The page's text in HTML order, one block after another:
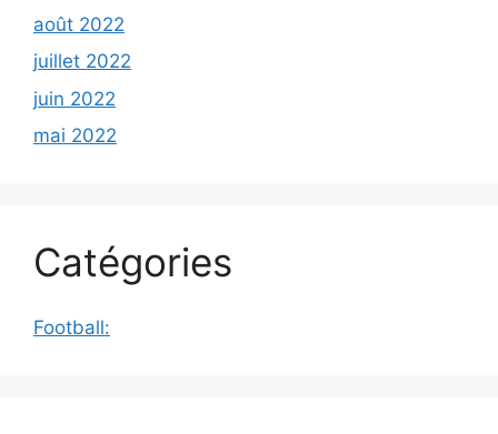
août 2022
juillet 2022
juin 2022
mai 2022
Catégories
Football: